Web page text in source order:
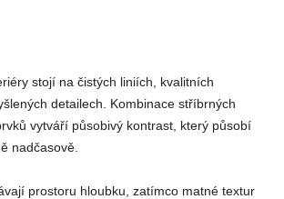
stojí na čistých liniích, kvalitních
detailech. Kombinace stříbrných
vytváří působivý kontrast, který působí
nadčasově.
prostoru hloubku, zatímco matné textur